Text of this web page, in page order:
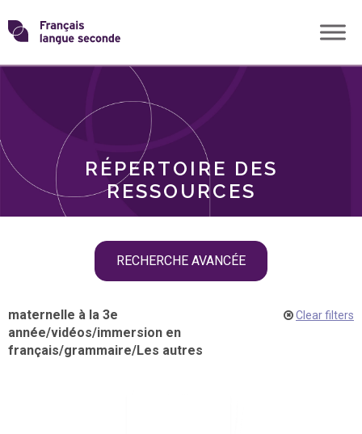
Skip
toTransformons
langue
RÉPERTOIRE DES
RESSOURCES
RECHERCHE AVANCÉE
THÈMES
maternelle à la 3e
année/vidéos/immersion en
français/grammaire/Les autres
Clear filters